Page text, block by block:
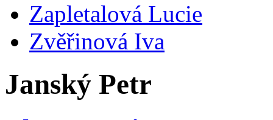
Zapletalová Lucie
Zvěřinová Iva
Janský Petr